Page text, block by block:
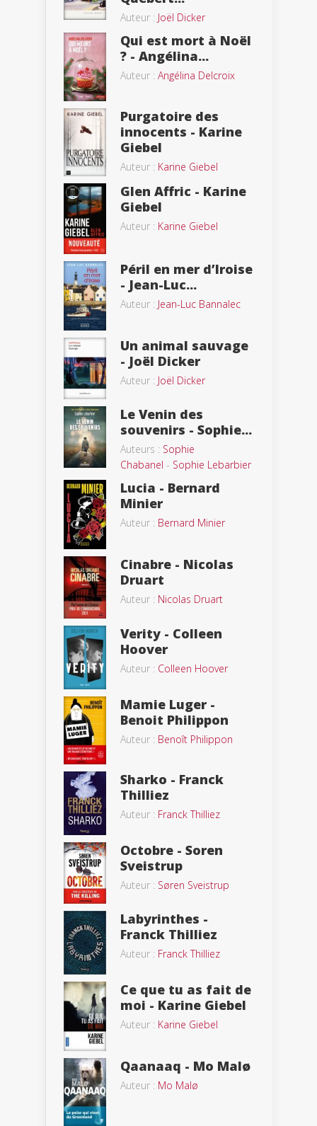
Auteur : Joël Dicker
Qui est mort à Noël
? - Angélina...
Auteur : Angélina Delcroix
Purgatoire des
innocents - Karine
Giebel
Auteur : Karine Giebel
Glen Affric - Karine
Giebel
Auteur : Karine Giebel
Péril en mer d’Iroise
- Jean-Luc...
Auteur : Jean-Luc Bannalec
Un animal sauvage
- Joël Dicker
Auteur : Joël Dicker
Le Venin des
souvenirs - Sophie...
Auteurs : Sophie
Chabanel - Sophie Lebarbier
Lucia - Bernard
Minier
Auteur : Bernard Minier
Cinabre - Nicolas
Druart
Auteur : Nicolas Druart
Verity - Colleen
Hoover
Auteur : Colleen Hoover
Mamie Luger -
Benoit Philippon
Auteur : Benoît Philippon
Sharko - Franck
Thilliez
Auteur : Franck Thilliez
Octobre - Soren
Sveistrup
Auteur : Søren Sveistrup
Labyrinthes -
Franck Thilliez
Auteur : Franck Thilliez
Ce que tu as fait de
moi - Karine Giebel
Auteur : Karine Giebel
Qaanaaq - Mo Malø
Auteur : Mo Malø